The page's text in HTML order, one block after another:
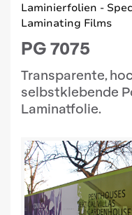
Laminierfolien -
Laminating Films
PG 7075
Transparente,
selbstklebende
Laminatfolie.